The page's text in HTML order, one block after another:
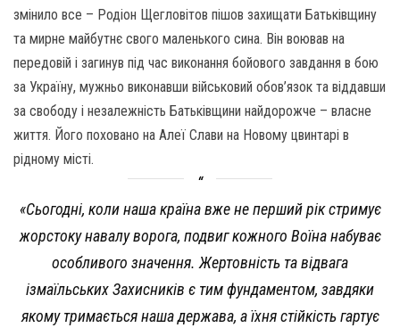
змінило все – Родіон Щегловітов пішов захищати Батьківщину
та мирне майбутнє свого маленького сина. Він воював на
передовій і загинув під час виконання бойового завдання в бою
за Україну, мужньо виконавши військовий обов’язок та віддавши
за свободу і незалежність Батьківщини найдорожче – власне
життя. Його поховано на Алеї Слави на Новому цвинтарі в
рідному місті.
«Сьогодні, коли наша країна вже не перший рік стримує
жорстоку навалу ворога, подвиг кожного Воїна набуває
особливого значення. Жертовність та відвага
ізмаїльських Захисників є тим фундаментом, завдяки
якому тримається наша держава, а їхня стійкість гартує